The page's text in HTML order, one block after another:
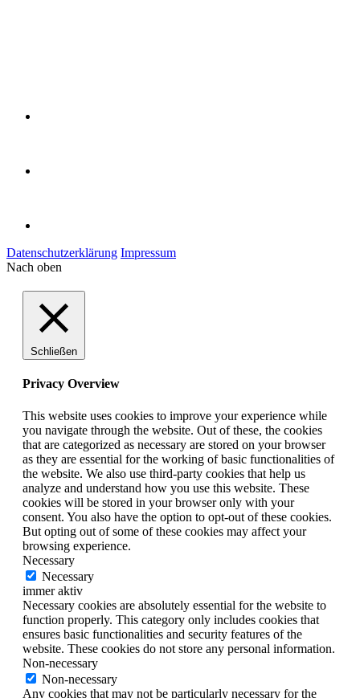
Datenschutzerklärung Impressum
Nach oben
Schließen
Privacy Overview
This website uses cookies to improve your experience while
you navigate through the website. Out of these, the cookies
that are categorized as necessary are stored on your browser
as they are essential for the working of basic functionalities of
the website. We also use third-party cookies that help us
analyze and understand how you use this website. These
cookies will be stored in your browser only with your
consent. You also have the option to opt-out of these cookies.
But opting out of some of these cookies may affect your
browsing experience.
Necessary
Necessary
immer aktiv
Necessary cookies are absolutely essential for the website to
function properly. This category only includes cookies that
ensures basic functionalities and security features of the
website. These cookies do not store any personal information.
Non-necessary
Non-necessary
Any cookies that may not be particularly necessary for the